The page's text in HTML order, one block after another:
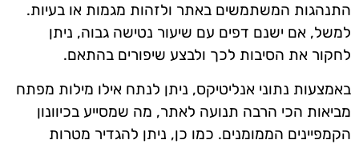
התנהגות המשתמשים באתר ולזהות מגמות או בעיות.
למשל, אם ישנם דפים עם שיעור נטישה גבוה, ניתן
לחקור את הסיבות לכך ולבצע שיפורים בהתאם.
באמצעות נתוני אנליטיקס, ניתן לנתח אילו מילות מפתח
מביאות הכי הרבה תנועה לאתר, מה שמסייע בכיוונון
הקמפיינים הממומנים. כמו כן, ניתן להגדיר מטרות